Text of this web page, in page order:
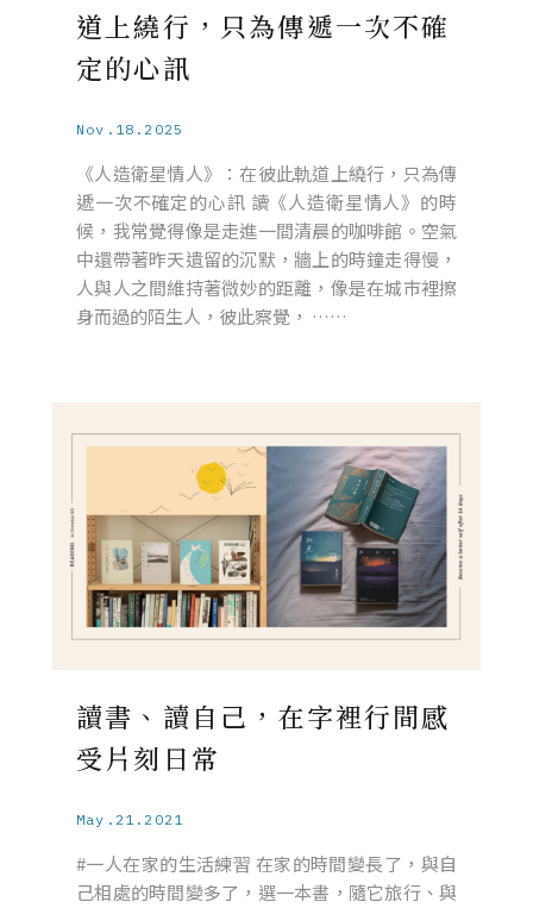
道上繞行，只為傳遞一次不確
定的心訊
Nov.18.2025
《人造衛星情人》：在彼此軌道上繞行，只為傳
遞一次不確定的心訊 讀《人造衛星情人》的時
候，我常覺得像是走進一間清晨的咖啡館。空氣
中還帶著昨天遺留的沉默，牆上的時鐘走得慢，
人與人之間維持著微妙的距離，像是在城市裡擦
身而過的陌生人，彼此察覺， ……
讀書、讀自己，在字裡行間感
受片刻日常
May.21.2021
#一人在家的生活練習 在家的時間變長了，與自
己相處的時間變多了，選一本書，隨它旅行、與